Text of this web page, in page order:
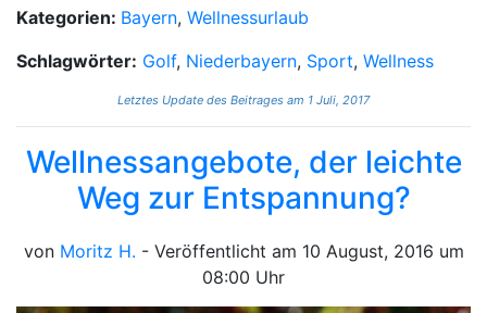
Kategorien: Bayern, Wellnessurlaub
Schlagwörter: Golf, Niederbayern, Sport, Wellness
Letztes Update des Beitrages am 1 Juli, 2017
Wellnessangebote, der leichte
Weg zur Entspannung?
von Moritz H. - Veröffentlicht am 10 August, 2016 um
08:00 Uhr